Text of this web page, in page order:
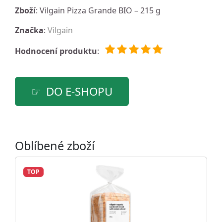
Zboží: Vilgain Pizza Grande BIO – 215 g
Značka: Vilgain
Hodnocení produktu:
DO E-SHOPU
Oblíbené zboží
TOP